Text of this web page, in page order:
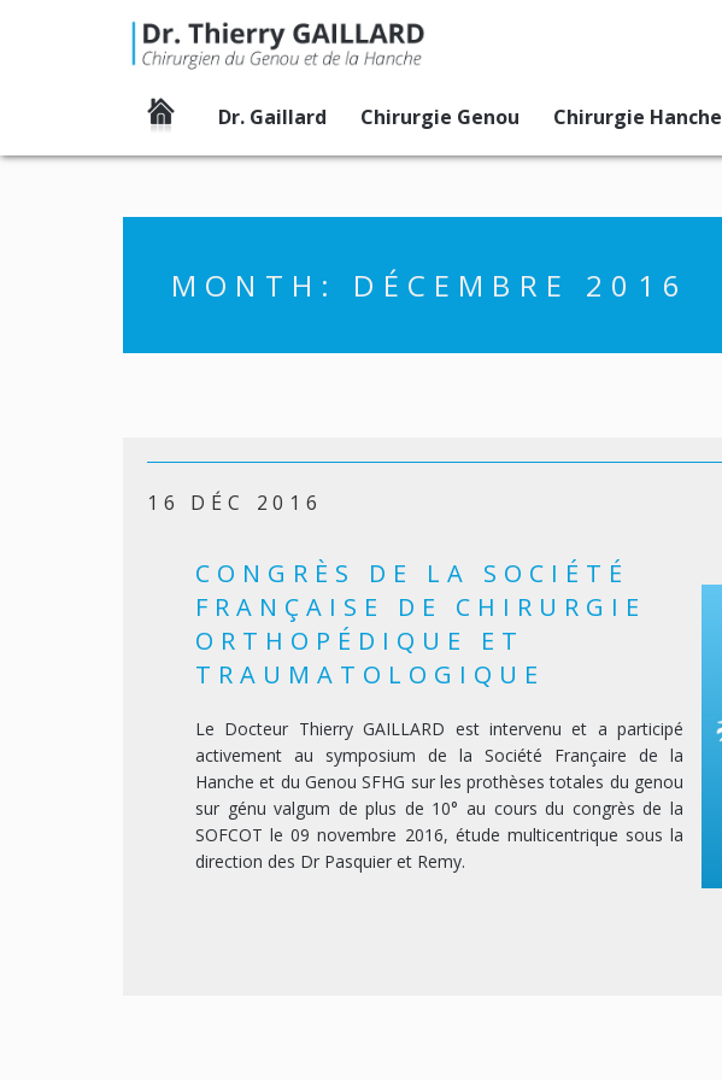
Accueil Dr. Gaillard Chirurgie Genou Chirurgie Hanche
MONTH: DÉCEMBRE 2016
16 DÉC 2016
CONGRÈS DE LA SOCIÉTÉ
FRANÇAISE DE CHIRURGIE
ORTHOPÉDIQUE ET
TRAUMATOLOGIQUE
Le Docteur Thierry GAILLARD est intervenu et a participé
activement au symposium de la Société Françaire de la
Hanche et du Genou SFHG sur les prothèses totales du genou
sur génu valgum de plus de 10° au cours du congrès de la
SOFCOT le 09 novembre 2016, étude multicentrique sous la
direction des Dr Pasquier et Remy.